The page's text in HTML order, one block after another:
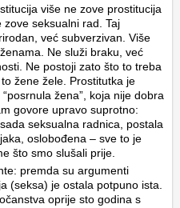
više ne zove prostitucija
seksualni rad. Taj
već subverzivan. Više
Ne služi braku, već
Ne postoji zato što to treba
žene žele. Prostitutka je
žena”, koja nije dobra
govore upravo suprotno:
seksualna radnica, postala
oslobođena – sve to je
što smo slušali prije.
premda su argumenti
(seksa) je ostala potpuno ista.
oprije sto godina s